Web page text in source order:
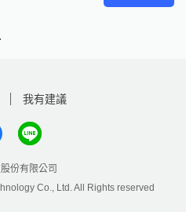
我有建議
份有限公司
Co., Ltd. All Rights reserved